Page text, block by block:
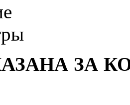
ЗА